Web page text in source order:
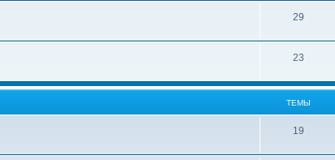
29
23
ТЕМЫ
19